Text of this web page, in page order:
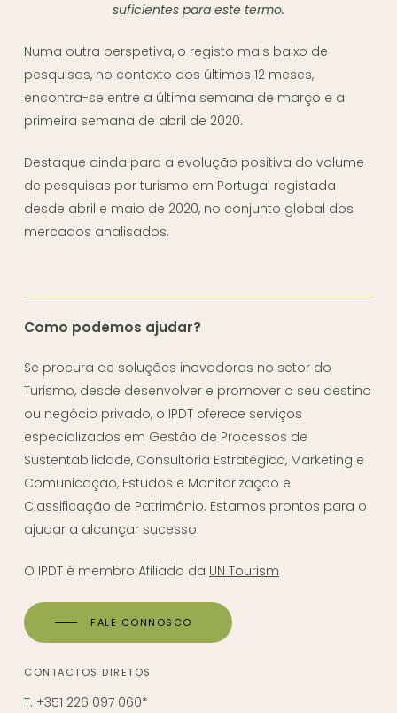
suficientes para este termo.
Numa outra perspetiva, o registo mais baixo de
pesquisas, no contexto dos últimos 12 meses,
encontra-se entre a última semana de março e a
primeira semana de abril de 2020.
Destaque ainda para a evolução positiva do volume
de pesquisas por turismo em Portugal registada
desde abril e maio de 2020, no conjunto global dos
mercados analisados.
Como podemos ajudar?
Se procura de soluções inovadoras no setor do
Turismo, desde desenvolver e promover o seu destino
ou negócio privado, o IPDT oferece serviços
especializados em Gestão de Processos de
Sustentabilidade, Consultoria Estratégica, Marketing e
Comunicação, Estudos e Monitorização e
Classificação de Património. Estamos prontos para o
ajudar a alcançar sucesso.
O IPDT é membro Afiliado da UN Tourism
FALE CONNOSCO
CONTACTOS DIRETOS
T. +351 226 097 060*